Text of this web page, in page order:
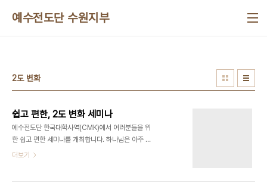
예수전도단 수원지부
2도 변화
쉽고 편한, 2도 변화 세미나
예수전도단 한국대학사역(CMK)에서 여러분들을 위
한 쉽고 편한 세미나를 개최합니다. 하나님은 아주 작
은 일들 속에서 변화의 씨앗을 넣어 두셨고 하나님은
더보기